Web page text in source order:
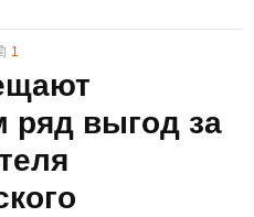
1
ряд выгод за